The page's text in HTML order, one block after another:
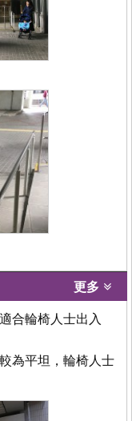
更多
合輪椅人士出入
為平坦，輪椅人士